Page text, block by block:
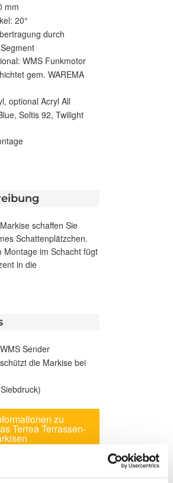
mm
20°
durch
WMS Funkmotor
gem. WAREMA
optional Acryl All
Soltis 92, Twilight
schaffen Sie
Schattenplätzchen.
Montage im Schacht fügt
in die
Sender
die Markise bei
zu
Terrea Terrassen-